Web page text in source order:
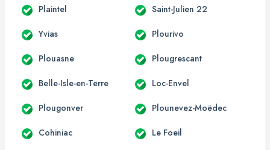
Plaintel Saint-Julien 22
Yvias Plourivo
Plouasne Plougrescant
Belle-Isle-en-Terre Loc-Envel
Plougonver Plounevez-Moëdec
Cohiniac Le Foeil